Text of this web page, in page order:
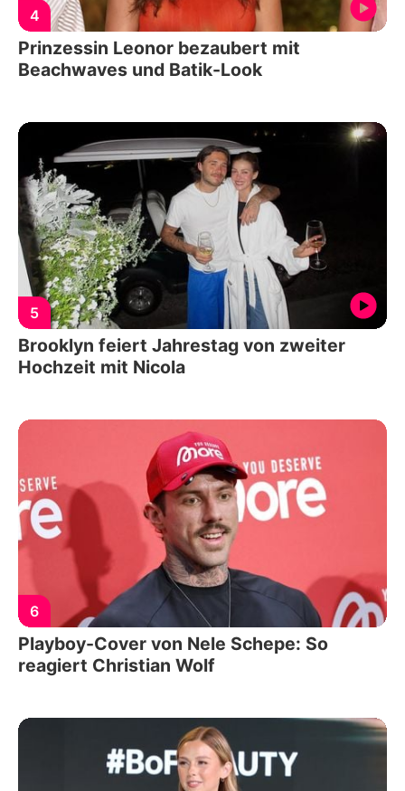
4
Prinzessin Leonor bezaubert mit
Beachwaves und Batik-Look
5
Brooklyn feiert Jahrestag von zweiter
Hochzeit mit Nicola
6
Playboy-Cover von Nele Schepe: So
reagiert Christian Wolf